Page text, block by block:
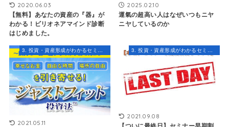
2020.06.03
【無料】あなたの資産の『器』が
わかる！ビリオネアマインド診断
はじめました。
2025.02.10
運氣の超高い人はなぜいつもニヤ
ニヤしているのか
3. 投資・資産形成がわかるセミナー・コンテンツ
2021.05.11
3. 投資・資産形成がわかるセミナー・コンテンツ
2021.09.08